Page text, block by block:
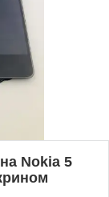
Nokia 5